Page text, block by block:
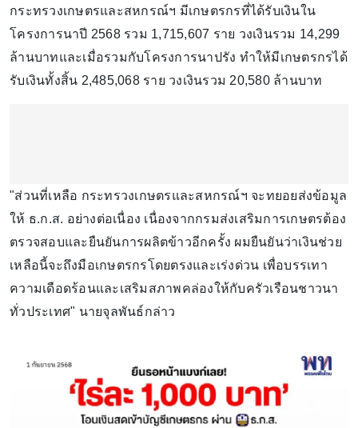
กระทรวงเกษตรและสหกรณ์ฯ มีเกษตรกรที่ได้รับเงินใน
โครงการนาปี 2568 รวม 1,715,607 ราย วงเงินรวม 14,299
ล้านบาทและเมื่อรวมกับโครงการนาปรัง ทำให้มีเกษตรกรได้
รับเงินทั้งสิ้น 2,485,068 ราย วงเงินรวม 20,580 ล้านบาท
"ส่วนที่เหลือ กระทรวงเกษตรและสหกรณ์ฯ จะทยอยส่งข้อมูล
ให้ ธ.ก.ส. อย่างต่อเนื่อง เนื่องจากกรมส่งเสริมการเกษตรต้อง
ตรวจสอบและยืนยันการผลิตข้าวอีกครั้ง ผมยืนยันว่าเงินช่วย
เหลือนี้จะถึงมือเกษตรกรโดยตรงและเร่งด่วน เพื่อบรรเทา
ความเดือดร้อนและเสริมสภาพคล่องให้กับครัวเรือนชาวนา
ทั่วประเทศ" นายจุลพันธ์กล่าว